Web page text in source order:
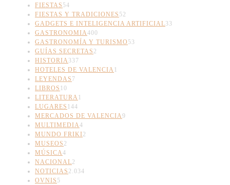
FIESTAS 54
FIESTAS Y TRADICIONES 52
GADGETS E INTELIGENCIA ARTIFICIAL33
GASTRONOMIA400
GASTRONOMÍA Y TURISMO 53
GUÍAS SECRETAS 2
HISTORIA337
HOTELES DE VALENCIA1
LEYENDAS 7
LIBROS 10
LITERATURA1
LUGARES 144
MERCADOS DE VALENCIA9
MULTIMEDIA4
MUNDO FRIKI2
MUSEOS 2
MÚSICA4
NACIONAL2
NOTICIAS 2.034
OVNIS 5